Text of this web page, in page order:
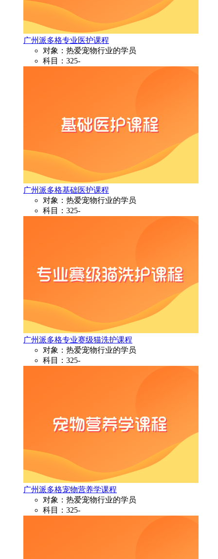
广州派多格专业医护课程
对象：热爱宠物行业的学员
科目：325-
广州派多格基础医护课程
对象：热爱宠物行业的学员
科目：325-
广州派多格专业赛级猫洗护课程
对象：热爱宠物行业的学员
科目：325-
广州派多格宠物营养学课程
对象：热爱宠物行业的学员
科目：325-